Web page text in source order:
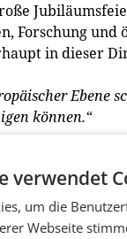
Forschung
in dieser
Ebene
können.“
verwendet
um die
Webseite